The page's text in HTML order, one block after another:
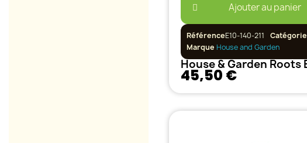
Ajouter au panier
RéférenceE10-140-211 Catégorie
Marque House and Garden
45,50 €